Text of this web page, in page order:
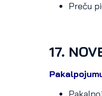
Preču
17.